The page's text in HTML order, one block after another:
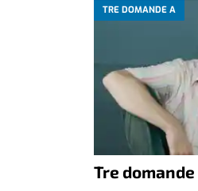
TRE DOMANDE A
Tre